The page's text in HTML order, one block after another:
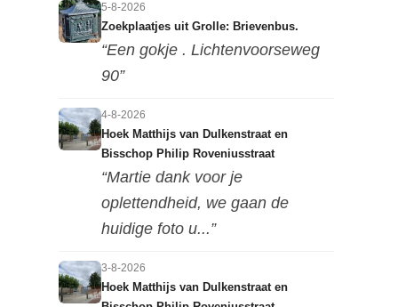
5-8-2026
Zoekplaatjes uit Grolle: Brievenbus.
“Een gokje . Lichtenvoorseweg
90”
4-8-2026
Hoek Matthijs van Dulkenstraat en
Bisschop Philip Roveniusstraat
“Martie dank voor je
oplettendheid, we gaan de
huidige foto u...”
3-8-2026
Hoek Matthijs van Dulkenstraat en